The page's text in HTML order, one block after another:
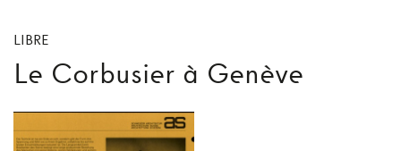
LIBRE
Le Corbusier à Genève